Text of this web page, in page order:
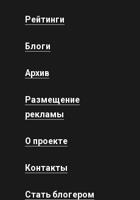
Рейтинги
Блоги
Архив
Размещение
рекламы
О проекте
Контакты
Стать блогером